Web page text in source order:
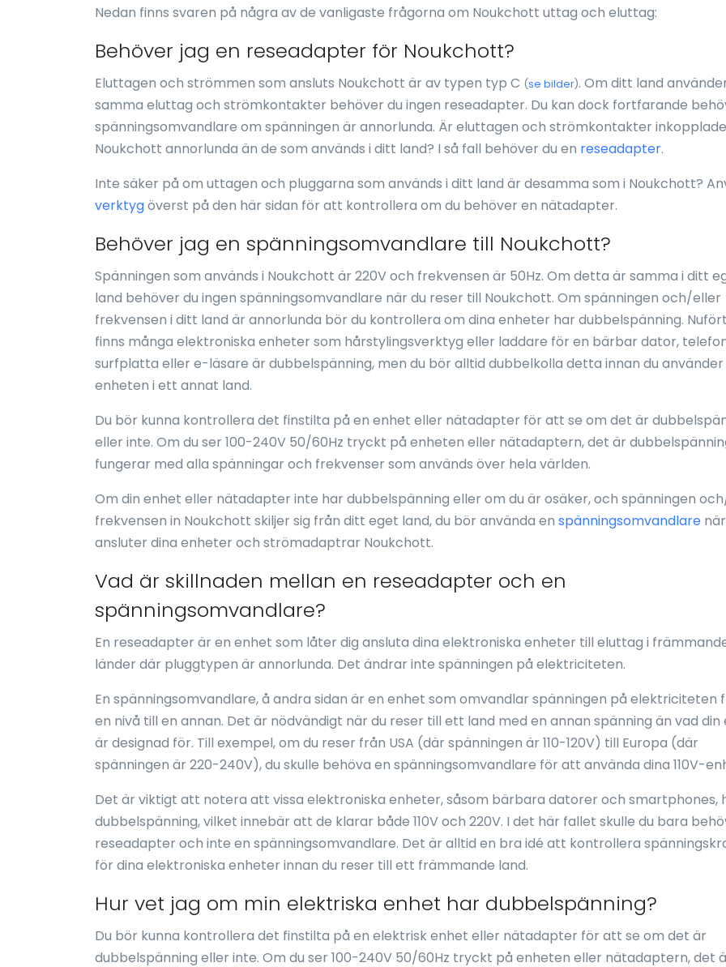
Nedan finns svaren på några av de vanligaste frågorna om Noukchott uttag och eluttag:
Behöver jag en reseadapter för Noukchott?
Eluttagen och strömmen som ansluts Noukchott är av typen typ C (se bilder). Om ditt land
samma eluttag och strömkontakter behöver du ingen reseadapter. Du kan dock fortfarande
spänningsomvandlare om spänningen är annorlunda. Är eluttagen och strömkontakter inkopplade
Noukchott annorlunda än de som används i ditt land? I så fall behöver du en reseadapter.
Inte säker på om uttagen och pluggarna som används i ditt land är desamma som i Noukchott?
verktygöverst på den här sidan för att kontrollera om du behöver en nätadapter.
Behöver jag en spänningsomvandlare till Noukchott?
Spänningen som används i Noukchott är 220V och frekvensen är 50Hz. Om detta är samma i ditt
land behöver du ingen spänningsomvandlare när du reser till Noukchott. Om spänningen och/eller
frekvensen i ditt land är annorlunda bör du kontrollera om dina enheter har dubbelspänning.
finns många elektroniska enheter som hårstylingsverktyg eller laddare för en bärbar dator,
surfplatta eller e-läsare är dubbelspänning, men du bör alltid dubbelkolla detta innan du använder
enheten i ett annat land.
Du bör kunna kontrollera det finstilta på en enhet eller nätadapter för att se om det är
eller inte. Om du ser 100-240V 50/60Hz tryckt på enheten eller nätadaptern, det är
fungerar med alla spänningar och frekvenser som används över hela världen.
Om din enhet eller nätadapter inte har dubbelspänning eller om du är osäker, och spänningen
frekvensen in Noukchott skiljer sig från ditt eget land, du bör använda en spänningsomvandlare
ansluter dina enheter och strömadaptrar Noukchott.
Vad är skillnaden mellan en reseadapter och en
spänningsomvandlare?
En reseadapter är en enhet som låter dig ansluta dina elektroniska enheter till eluttag i
länder där pluggtypen är annorlunda. Det ändrar inte spänningen på elektriciteten.
En spänningsomvandlare, å andra sidan är en enhet som omvandlar spänningen på elektriciteten
en nivå till en annan. Det är nödvändigt när du reser till ett land med en annan spänning än vad din
är designad för. Till exempel, om du reser från USA (där spänningen är 110-120V) till Europa (där
spänningen är 220-240V), du skulle behöva en spänningsomvandlare för att använda dina 110V-
Det är viktigt att notera att vissa elektroniska enheter, såsom bärbara datorer och smartphones,
dubbelspänning, vilket innebär att de klarar både 110V och 220V. I det här fallet skulle du bara
reseadapter och inte en spänningsomvandlare. Det är alltid en bra idé att kontrollera
för dina elektroniska enheter innan du reser till ett främmande land.
Hur vet jag om min elektriska enhet har dubbelspänning?
Du bör kunna kontrollera det finstilta på en elektrisk enhet eller nätadapter för att se om det är
dubbelspänning eller inte. Om du ser 100-240V 50/60Hz tryckt på enheten eller nätadaptern, det